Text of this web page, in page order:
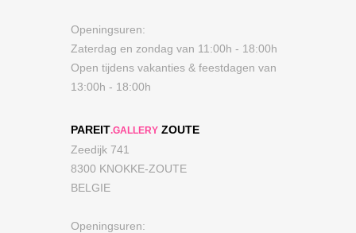
Openingsuren:
Zaterdag en zondag van 11:00h - 18:00h
Open tijdens vakanties & feestdagen van
13:00h - 18:00h
PAREIT.GALLERY ZOUTE
Zeedijk 741
8300 KNOKKE-ZOUTE
BELGIE
Openingsuren: